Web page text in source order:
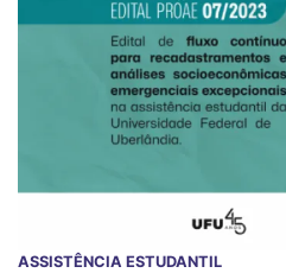
ASSISTÊNCIA ESTUDANTIL